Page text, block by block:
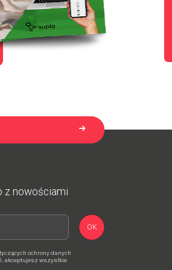
z nowościami
OK
ochrony danych
akceptujesz wszystkie